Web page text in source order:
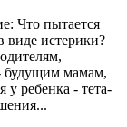
Что пытается
виде истерики?
будущим мамам,
у ребенка - тета-